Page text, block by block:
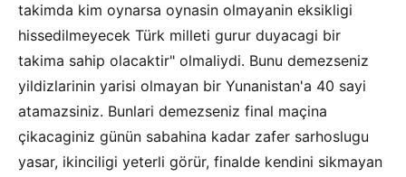
takimda kim oynarsa oynasin olmayanin eksikligi
hissedilmeyecek Türk milleti gurur duyacagi bir
takima sahip olacaktir" olmaliydi. Bunu demezseniz
yildizlarinin yarisi olmayan bir Yunanistan'a 40 sayi
atamazsiniz. Bunlari demezseniz final maçina
çikacaginiz günün sabahina kadar zafer sarhoslugu
yasar, ikinciligi yeterli görür, finalde kendini sikmayan